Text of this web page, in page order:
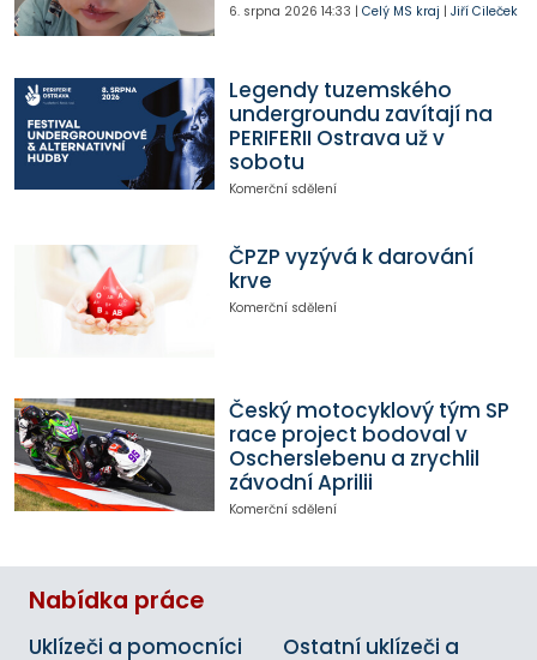
6. srpna 2026 14:33 | Celý MS kraj | Jiří Cileček
Legendy tuzemského
undergroundu zavítají na
PERIFERII Ostrava už v
sobotu
Komerční sdělení
ČPZP vyzývá k darování
krve
Komerční sdělení
Český motocyklový tým SP
race project bodoval v
Oscherslebenu a zrychlil
závodní Aprilii
Komerční sdělení
Nabídka práce
Uklízeči a pomocníci
Ostatní uklízeči a